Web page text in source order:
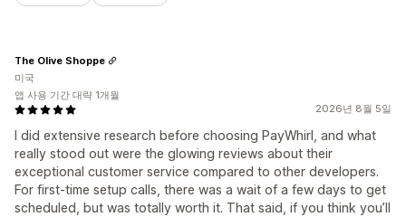
2026년 8월 5일
I did extensive research before choosing PayWhirl, and what
really stood out were the glowing reviews about their
exceptional customer service compared to other developers.
For first-time setup calls, there was a wait of a few days to get
scheduled, but was totally worth it. That said, if you think you’ll
The Olive Shoppe
미국
앱 사용 기간 대략 1개월